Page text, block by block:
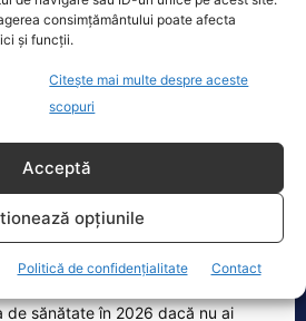
consimțământului poate afecta
și funcții.
Citește mai multe despre aceste
scopuri
Acceptă
opțiunile
Politică de confidențialitate Contact
„România mai are
Mai are structuri de…
Proiectelor Europene, condus pe
de PNL-istul Marcel Bolos,
de sănătate în 2026 dacă nu ai